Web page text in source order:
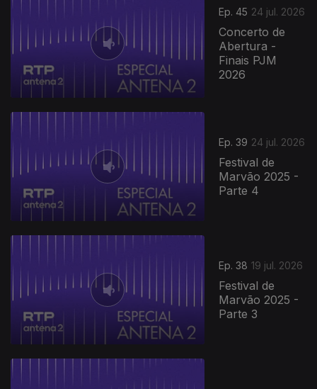
Ep. 45 24 jul. 2026
Concerto de
Abertura -
Finais PJM
2026
Ep. 39 24 jul. 2026
Festival de
Marvão 2025 -
Parte 4
Ep. 38 19 jul. 2026
Festival de
Marvão 2025 -
Parte 3